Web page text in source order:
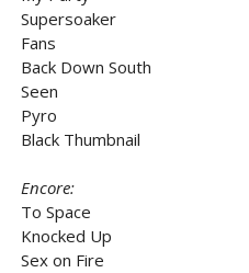
Supersoaker
Fans
Back Down South
Seen
Pyro
Black Thumbnail
Encore:
To Space
Knocked Up
Sex on Fire